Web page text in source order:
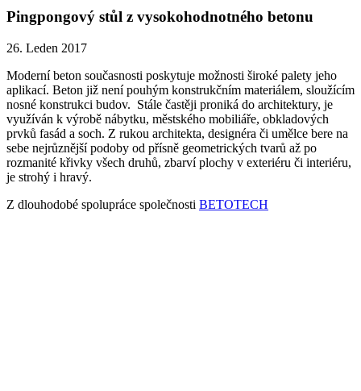
Pingpongový stůl z vysokohodnotného betonu
26. Leden 2017
Moderní beton současnosti poskytuje možnosti široké palety jeho
aplikací. Beton již není pouhým konstrukčním materiálem, sloužícím
nosné konstrukci budov. Stále častěji proniká do architektury, je
využíván k výrobě nábytku, městského mobiliáře, obkladových
prvků fasád a soch. Z rukou architekta, designéra či umělce bere na
sebe nejrůznější podoby od přísně geometrických tvarů až po
rozmanité křivky všech druhů, zbarví plochy v exteriéru či interiéru,
je strohý i hravý.
Z dlouhodobé spolupráce společnosti BETOTECH